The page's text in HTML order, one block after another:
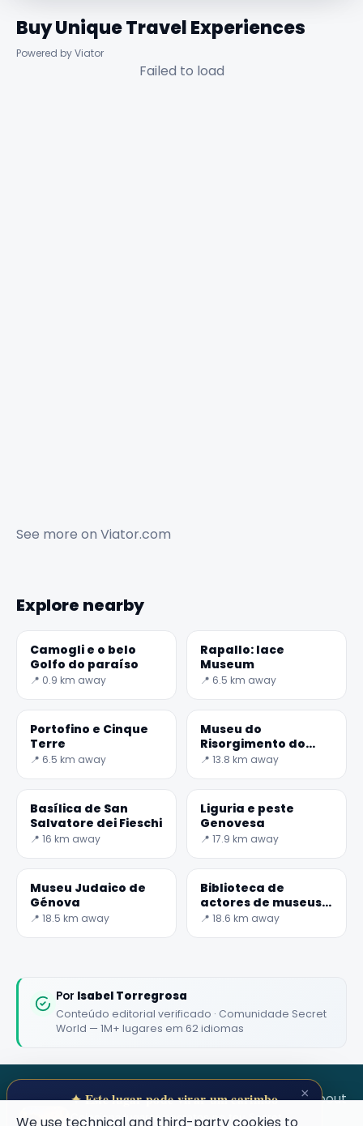
Buy Unique Travel Experiences
Powered by Viator
Failed to load
See more on Viator.com
Explore nearby
Camogli e o belo
Golfo do paraíso
📍 0.9 km away
Rapallo: lace
Museum
📍 6.5 km away
Portofino e Cinque
Terre
📍 6.5 km away
Museu do
Risorgimento do
Palazzo Ravaschieri
📍 13.8 km away
Basílica de San
Salvatore dei Fieschi
📍 16 km away
Liguria e peste
Genovesa
📍 17.9 km away
Museu Judaico de
Génova
📍 18.5 km away
Biblioteca de
actores de museus
cívicos
📍 18.6 km away
Por Isabel Torregrosa
Conteúdo editorial verificado · Comunidade Secret
World — 1M+ lugares em 62 idiomas
SECRET WORLD TermsPrivacyAbout
×
✦ Este lugar pode virar um carimbo
Coleciona lugares secretos no teu Secret